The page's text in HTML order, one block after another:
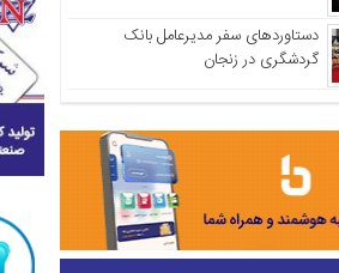
دستاوردهای سفر مدیرعامل بانک
گردشگری در زنجان